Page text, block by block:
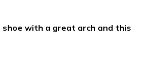
shoe with a great arch and this